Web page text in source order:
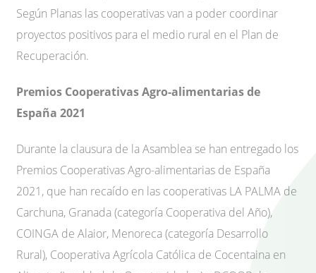
Según Planas las cooperativas van a poder coordinar
proyectos positivos para el medio rural en el Plan de
Recuperación.
Premios Cooperativas Agro-alimentarias de
España 2021
Durante la clausura de la Asamblea se han entregado los
Premios Cooperativas Agro-alimentarias de España
2021, que han recaído en las cooperativas LA PALMA de
Carchuna, Granada (categoría Cooperativa del Año),
COINGA de Alaior, Menoreca (categoría Desarrollo
Rural), Cooperativa Agrícola Católica de Cocentaina en